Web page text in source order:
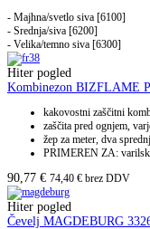
- Majhna/svetlo siva [6100]
- Srednja/siva [6200]
- Velika/temno siva [6300]
Hiter pogled
Kombinezon BIZFLAME
kakovostni zaščitni
zaščita pred ognjem,
žep za meter, dva
PRIMEREN ZA:
90,77 € 74,40 € brez DDV
Hiter pogled
Čevelj MAGDEBURG